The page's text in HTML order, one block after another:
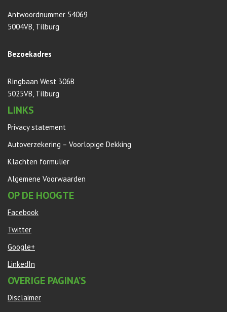
Antwoordnummer 54069
5004VB, Tilburg
Bezoekadres
Ringbaan West 306B
5025VB, Tilburg
LINKS
Privacy statement
Autoverzekering – Voorlopige Dekking
Klachten formulier
Algemene Voorwaarden
OP DE HOOGTE
Facebook
Twitter
Google+
LinkedIn
OVERIGE PAGINA’S
Disclaimer